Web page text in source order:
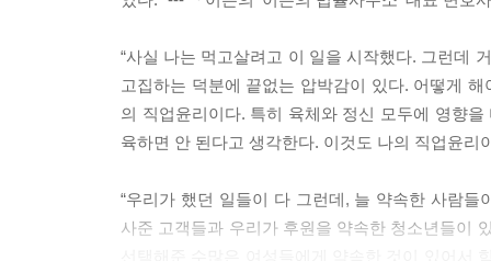
“사실 나는 먹고살려고 이 일을 시작했다. 그런데
고집하는 덕분에 끝없는 압박감이 있다. 어떻게
의 직업윤리이다. 특히 육체와 정신 모두에 영향
육하면 안 된다고 생각한다. 이것도 나의 직업윤리
“우리가 했던 일들이 다 그런데, 늘 약속한 사람
사준 고객들과 우리가 후원을 약속한 청소년들이